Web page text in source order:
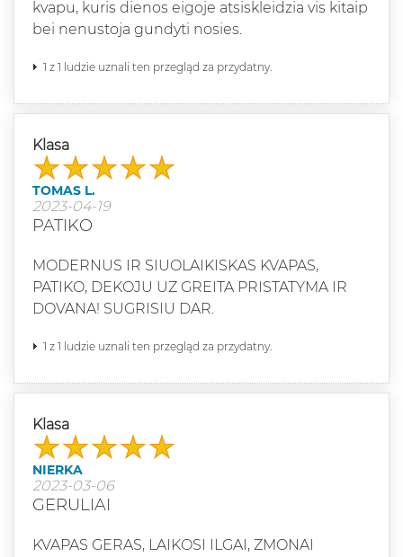
kvapu, kuris dienos eigoje atsiskleidzia vis kitaip
bei nenustoja gundyti nosies.
1 z 1 ludzie uznali ten przegląd za przydatny.
Klasa
TOMAS L.
2023-04-19
PATIKO
MODERNUS IR SIUOLAIKISKAS KVAPAS,
PATIKO, DEKOJU UZ GREITA PRISTATYMA IR
DOVANA! SUGRISIU DAR.
1 z 1 ludzie uznali ten przegląd za przydatny.
Klasa
NIERKA
2023-03-06
GERULIAI
KVAPAS GERAS, LAIKOSI ILGAI, ZMONAI